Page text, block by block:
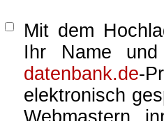
Mit dem
Ihr Name
datenbank.de-
elektronisch
Webmastern